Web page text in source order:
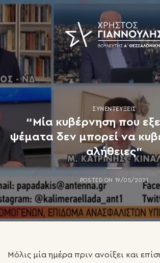
Skip
content
ΣΥΝΕΝΤΕΎΞΕΙΣ
“Μία κυβέρνηση που
ψέματα δεν μπορεί να
αλήθειες”
POSTED ON 19/05/2021
Μόλις μία ημέρα πριν ανοίξει και